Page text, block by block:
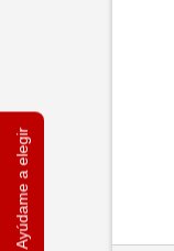
Ayúdame a elegir